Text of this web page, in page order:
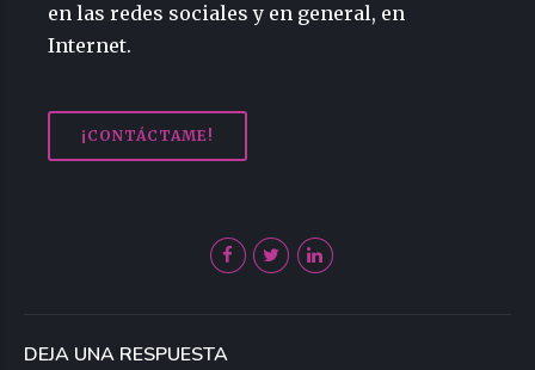
en las redes sociales y en general, en
Internet.
¡CONTÁCTAME!
DEJA UNA RESPUESTA